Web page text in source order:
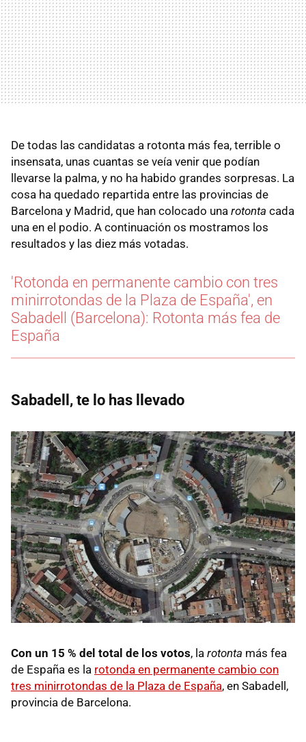
De todas las candidatas a rotonta más fea, terrible o
insensata, unas cuantas se veía venir que podían
llevarse la palma, y no ha habido grandes sorpresas. La
cosa ha quedado repartida entre las provincias de
Barcelona y Madrid, que han colocado una rotonta cada
una en el podio. A continuación os mostramos los
resultados y las diez más votadas.
'Rotonda en permanente cambio con tres
minirrotondas de la Plaza de España', en
Sabadell (Barcelona): Rotonta más fea de
España
Sabadell, te lo has llevado
Con un 15 % del total de los votos, la rotonta más fea
de España es la rotonda en permanente cambio con
tres minirrotondas de la Plaza de España, en Sabadell,
provincia de Barcelona.